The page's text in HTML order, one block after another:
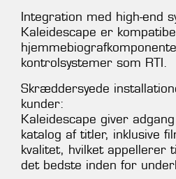
Integration med high-end
Kaleidescape er
kontrolsystemer som RTI.
Skræddersyede
kunder:
Kaleidescape giver
katalog af titler, inklusive
kvalitet, hvilket appellerer
det bedste inden for